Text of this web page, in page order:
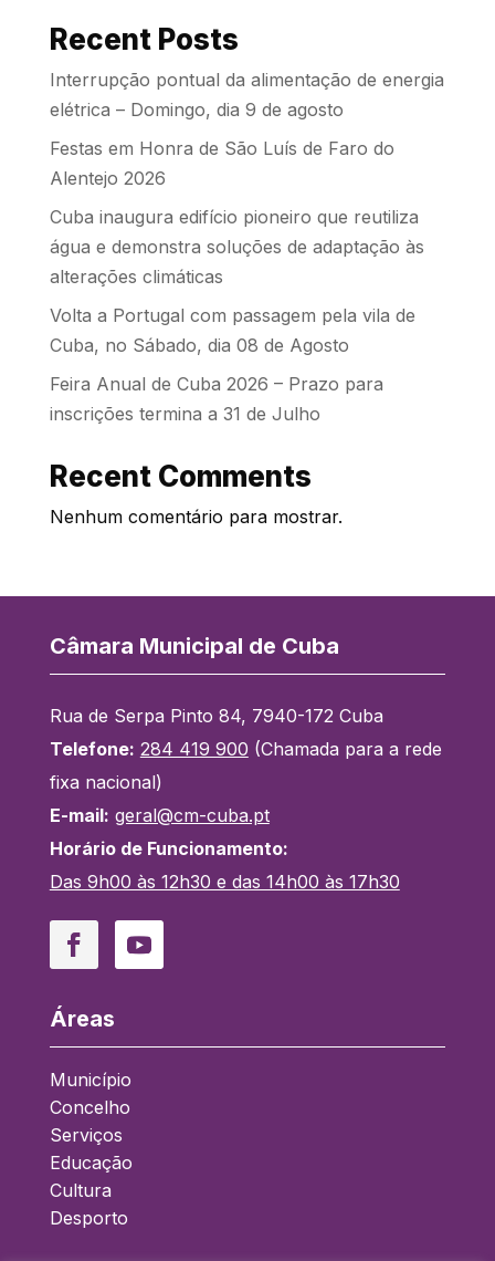
Recent Posts
Interrupção pontual da alimentação de energia
elétrica – Domingo, dia 9 de agosto
Festas em Honra de São Luís de Faro do
Alentejo 2026
Cuba inaugura edifício pioneiro que reutiliza
água e demonstra soluções de adaptação às
alterações climáticas
Volta a Portugal com passagem pela vila de
Cuba, no Sábado, dia 08 de Agosto
Feira Anual de Cuba 2026 – Prazo para
inscrições termina a 31 de Julho
Recent Comments
Nenhum comentário para mostrar.
Câmara Municipal de Cuba
Rua de Serpa Pinto 84, 7940-172 Cuba
Telefone: 284 419 900 (Chamada para a rede
fixa nacional)
E-mail: geral@cm-cuba.pt
Horário de Funcionamento:
Das 9h00 às 12h30 e das 14h00 às 17h30
FacebookYouTube
Áreas
Município
Concelho
Serviços
Educação
Cultura
Desporto